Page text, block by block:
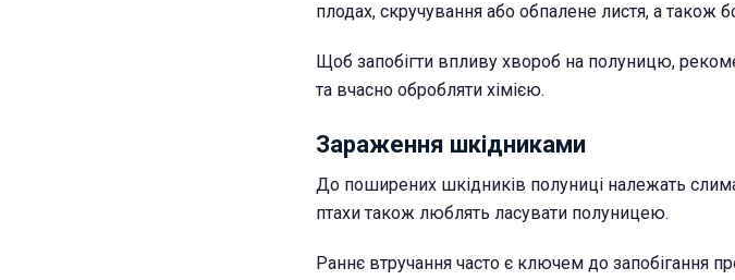
плодах, скручування або обпалене листя, а також
Щоб запобігти впливу хвороб на полуницю,
та вчасно обробляти хімією.
Зараження шкідниками
До поширених шкідників полуниці належать
птахи також люблять ласувати полуницею.
Раннє втручання часто є ключем до запобігання